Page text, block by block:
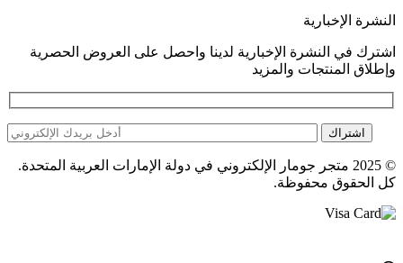
النشرة الإخبارية
اشترك في النشرة الإخبارية لدينا واحصل على العروض الحصرية
وإطلاق المنتجات والمزيد
اشتراك
© 2025 متجر جومار الإلكتروني في دولة الإمارات العربية المتحدة.
كل الحقوق محفوظة.